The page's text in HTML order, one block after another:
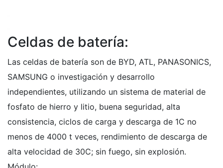
Celdas de batería:
Las celdas de batería son de BYD, ATL, PANASONICS,
SAMSUNG o investigación y desarrollo
independientes, utilizando un sistema de material de
fosfato de hierro y litio, buena seguridad, alta
consistencia, ciclos de carga y descarga de 1C no
menos de 4000 t veces, rendimiento de descarga de
alta velocidad de 30C; sin fuego, sin explosión.